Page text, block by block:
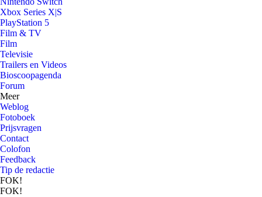
Xbox Series X|S
PlayStation 5
Film & TV
Film
Televisie
Trailers en Videos
Bioscoopagenda
Forum
Meer
Weblog
Fotoboek
Prijsvragen
Contact
Colofon
Feedback
Tip de redactie
FOK!
FOK!